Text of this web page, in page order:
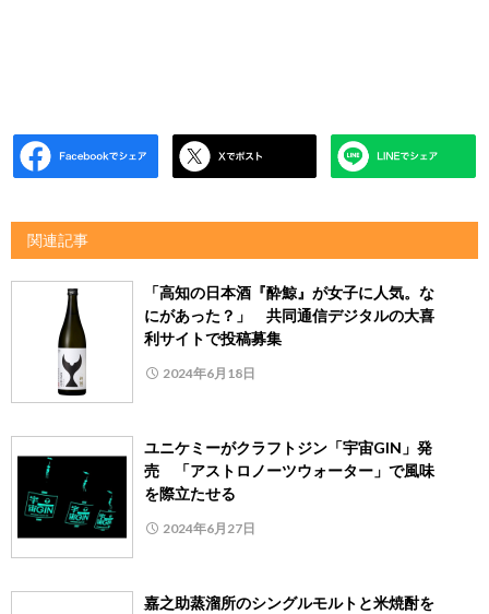
関連記事
「高知の日本酒『酔鯨』が女子に人気。な
にがあった？」 共同通信デジタルの大喜
利サイトで投稿募集
2024年6月18日
ユニケミーがクラフトジン「宇宙GIN」発
売 「アストロノーツウォーター」で風味
を際立たせる
2024年6月27日
嘉之助蒸溜所のシングルモルトと米焼酎を